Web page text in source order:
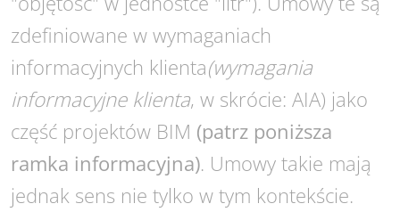
zdefiniowane w wymaganiach
informacyjnych klienta(wymagania
informacyjne klienta, w skrócie: AIA) jako
część projektów BIM (patrz poniższa
ramka informacyjna). Umowy takie mają
jednak sens nie tylko w tym kontekście.